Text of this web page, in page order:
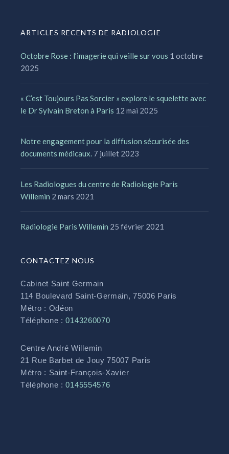
ARTICLES RECENTS DE RADIOLOGIE
Octobre Rose : l’imagerie qui veille sur vous 1 octobre
2025
« C’est Toujours Pas Sorcier » explore le squelette avec
le Dr Sylvain Breton à Paris 12 mai 2025
Notre engagement pour la diffusion sécurisée des
documents médicaux. 7 juillet 2023
Les Radiologues du centre de Radiologie Paris
Willemin 2 mars 2021
Radiologie Paris Willemin 25 février 2021
CONTACTEZ NOUS
Cabinet Saint Germain
114 Boulevard Saint-Germain, 75006 Paris
Métro : Odéon
Téléphone :0143260070
Centre André Willemin
21 Rue Barbet de Jouy 75007 Paris
Métro : Saint-François-Xavier
Téléphone :0145554576